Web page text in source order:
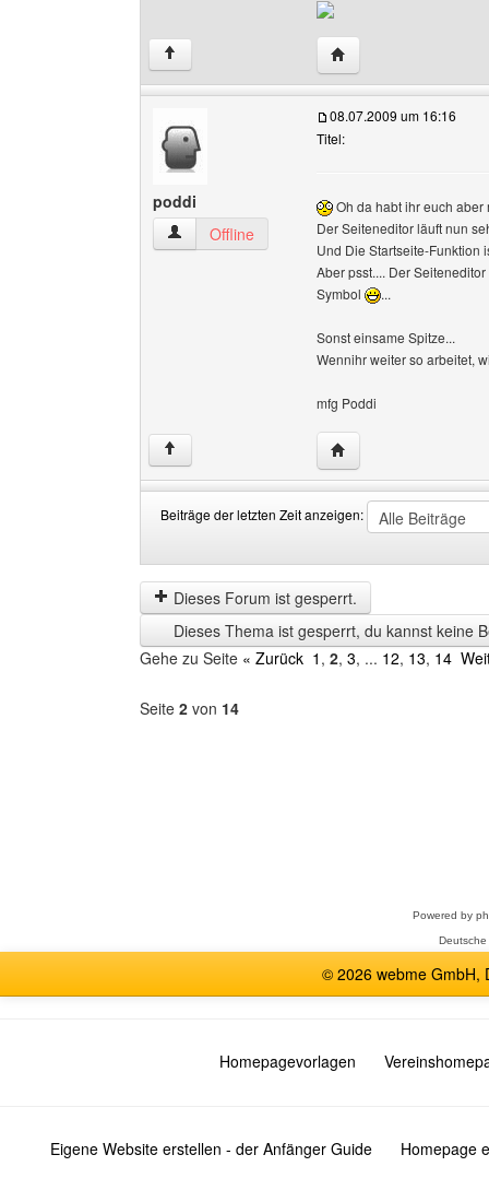
↑ Website dieses
poddi
poddi Benutzer-Profile anzeigen
Offline
08.07.2009 um 16:16
Titel:
Oh da habt ihr euch
Der Seiteneditor läuft nun
Und Die Startseite-Funktion
Aber psst.... Der
Symbol
...
Sonst einsame Spitze...
Wennihr weiter so arbeitet,
mfg Poddi
↑ Website dieses
Beiträge der letzten Zeit anzeigen:
der
letzten
Zeit
anzeigen
by
Dieses Forum ist gesperrt.
Dieses Thema ist gesperrt, du kannst keine
Gehe zu Seite « Zurück 1 , 2, 3, ... 12, 13, 14
Seite 2 von 14
Powered by
© 2026 webme GmbH,
Homepagevorlagen
Eigene Website erstellen - der Anfänger Guide Homepage